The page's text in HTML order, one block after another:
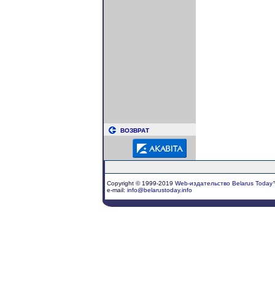
ВОЗВРАТ
Copyright © 1999-2019 Web-издательство Belarus
e-mail: info@belarustoday.info